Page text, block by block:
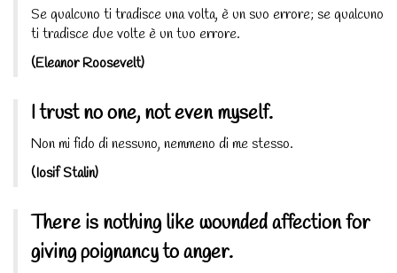
Se qualcuno ti tradisce una volta, è un suo errore; se qualcuno
ti tradisce due volte è un tuo errore.
(Eleanor Roosevelt)
I trust no one, not even myself.
Non mi fido di nessuno, nemmeno di me stesso.
(Iosif Stalin)
There is nothing like wounded affection for
giving poignancy to anger.